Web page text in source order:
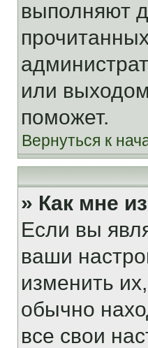
выполняют
или
поможет.
Вернуться к
» Как мне
Если вы
ваши
изменить
обычно
все свои